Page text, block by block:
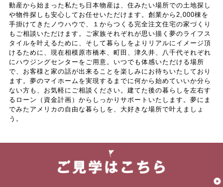
住所，銀行口座番号やクレジットカード番号などの支払に関する
情報などを利用する目的
（5）ユーザーが簡便にデータを入力できるようにするために，
当社に登録されている情報を入力画面に表示させたり，ユーザー
のご指示に基づいて他のサービスなど（提携先が提供するものも
含みます）に転送したりする目的
（6）代金の支払を遅滞したり第三者に損害を発生させたりする
など，本サービスの利用規約に違反したユーザーや，不正・不当
な目的でサービスを利用しようとするユーザーの利用をお断りす
るために，利用態様，氏名や住所など個人を特定するための情報
を利用する目的
わせ内容や代金の請求に関する情報など当社がユーザーに対して
サービスを提供するにあたって必要となる情報や，ユーザーのサ
ービス利用状況，連絡先情報などを利用する目的
動産から始まった私たち日本物産は、住みたい場所での土地探し
や物件探しも安心してお任せいただけます。創業から2,000棟を
手掛けてきたノウハウで、１からつくる完全注文住宅の家づくり
もご相談いただけます。ご家族それぞれが思い描く夢のライフス
タイルを叶えるために、そして暮らしをよりリアルにイメージ頂
けるために、現在相模原市橋本、町田、津久井、八千代それぞれ
にハウジングセンターをご用意。いつでも体感いただける場所
で、お客様と家の話が出来ることを楽しみにお待ちいたしており
ます。夢のマイホームを実現するまでに何から始めていいか分ら
ない方も、お気軽にご相談ください。建てた後の暮らしを左右す
るローン（資金計画）からしっかりサポートいたします。夢にま
でみたアメリカの自由な暮らしを、大好きな場所で叶えましょ
う。